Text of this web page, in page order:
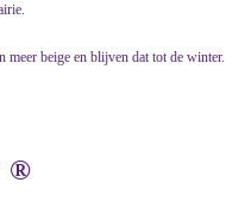
meer beige en blijven dat tot de winter.
®